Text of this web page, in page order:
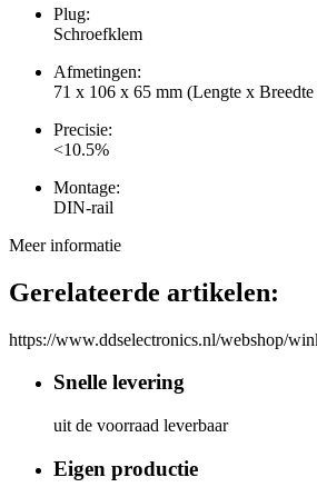
Plug:
Schroefklem
Afmetingen:
71 x 106 x 65 mm (Lengte x
Precisie:
<10.5%
Montage:
DIN-rail
Meer informatie
Gerelateerde artikelen:
https://www.ddselectronics.nl/webshop/
Snelle levering
uit de voorraad leverbaar
Eigen productie